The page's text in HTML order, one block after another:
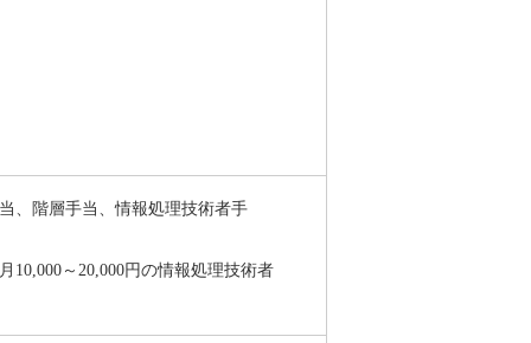
、階層手当、情報処理技術者手
10,000 ～ 20,000円の情報処理技術者